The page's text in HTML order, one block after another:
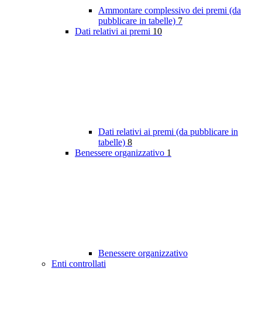
Ammontare complessivo dei premi (da
pubblicare in tabelle) 7
Dati relativi ai premi 10
Dati relativi ai premi (da pubblicare in
tabelle) 8
Benessere organizzativo 1
Benessere organizzativo
Enti controllati